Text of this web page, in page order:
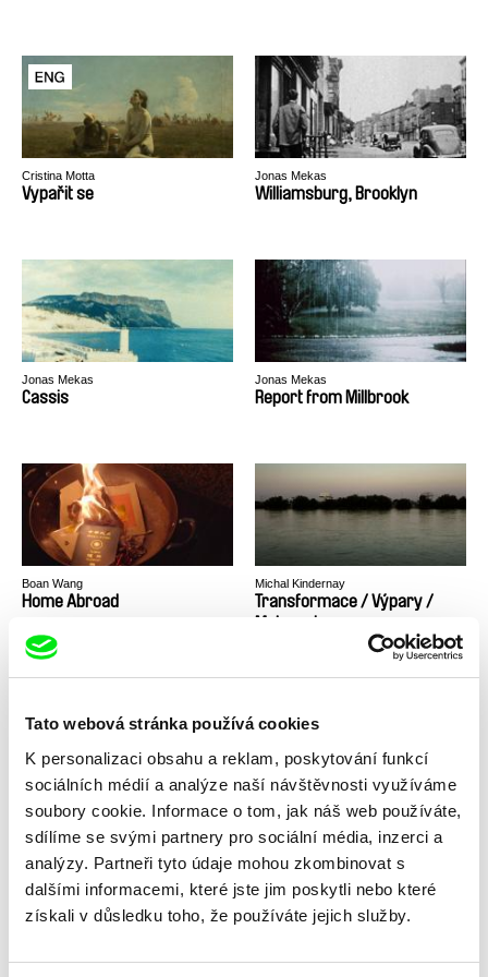
Tato webová stránka používá cookies
K personalizaci obsahu a reklam, poskytování funkcí
sociálních médií a analýze naší návštěvnosti využíváme
soubory cookie. Informace o tom, jak náš web používáte,
sdílíme se svými partnery pro sociální média, inzerci a
analýzy. Partneři tyto údaje mohou zkombinovat s
dalšími informacemi, které jste jim poskytli nebo které
získali v důsledku toho, že používáte jejich služby.
Cristina Motta
Vypařit se
Jonas Mekas
Williamsburg, Brooklyn
Jonas Mekas
Cassis
Jonas Mekas
Report from Millbrook
Boan Wang
Home Abroad
Michal Kindernay
Transformace / Výpary /
Melanosis
Tereza Plavecká
Les
Barbora Hlaváčová, Kateřina Kaclíková,
Jiná perspektiva